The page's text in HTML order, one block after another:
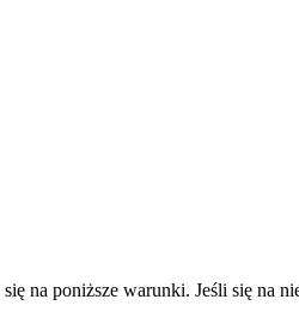
na poniższe warunki. Jeśli się